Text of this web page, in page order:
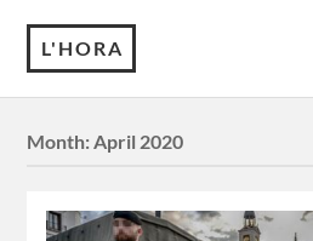
L'HORA
Month:April 2020